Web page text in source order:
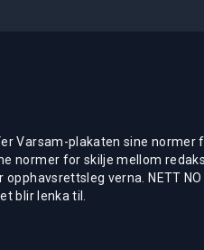
Varsam-plakaten sine normer
normer for skilje mellom
opphavsrettsleg verna. NETT
blir lenka til.